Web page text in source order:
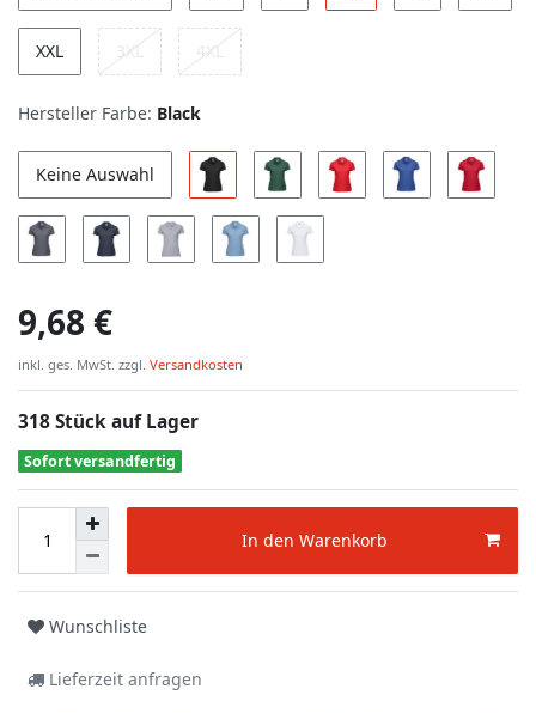
XXL 3XL 4XL
Hersteller Farbe: Black
Keine Auswahl
9,68 €
inkl. ges. MwSt. zzgl. Versandkosten
318 Stück auf Lager
Sofort versandfertig
In den Warenkorb
Wunschliste
Lieferzeit anfragen